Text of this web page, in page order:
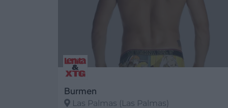
Burmen
Las Palmas (Las Palmas)